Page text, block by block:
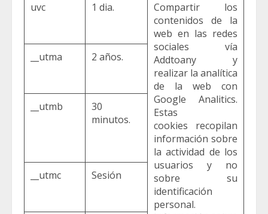
uvc 1 dia.
Compartir los
contenidos de la
web en las redes
sociales vía
Addtoany y
realizar la analítica
de la web con
Google Analitics.
Estas
cookies recopilan
información sobre
la actividad de los
usuarios y no
sobre su
identificación
personal.
__utma 2 años.
__utmb
30
minutos.
__utmc Sesión